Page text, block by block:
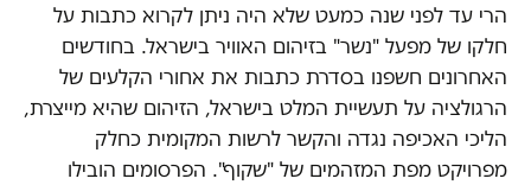
הרי עד לפני שנה כמעט שלא היה ניתן לקרוא כתבות על
חלקו של מפעל "נשר" בזיהום האוויר בישראל. בחודשים
האחרונים חשפנו בסדרת כתבות את אחורי הקלעים של
הרגולציה על תעשיית המלט בישראל, הזיהום שהיא מייצרת,
הליכי האכיפה נגדה והקשר לרשות המקומית כחלק
מפרויקט מפת המזהמים של "שקוף". הפרסומים הובילו